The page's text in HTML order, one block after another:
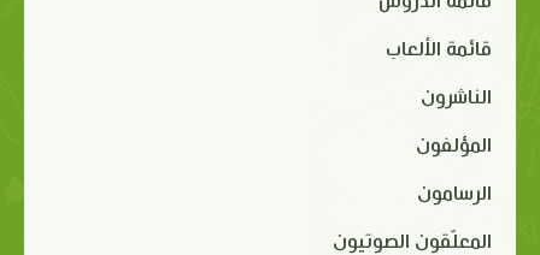
قائمة الألعاب
الناشرون
المؤلفون
الرسامون
المعلّقون الصوتيون